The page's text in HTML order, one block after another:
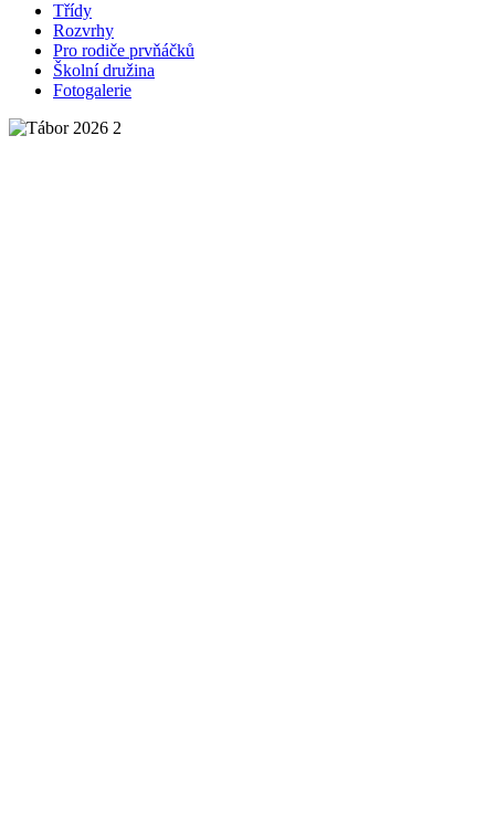
Třídy
Rozvrhy
Pro rodiče prvňáčků
Školní družina
Fotogalerie